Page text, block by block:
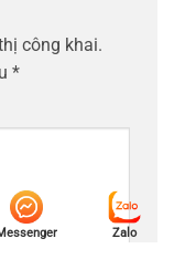
công khai.
*
Zalo